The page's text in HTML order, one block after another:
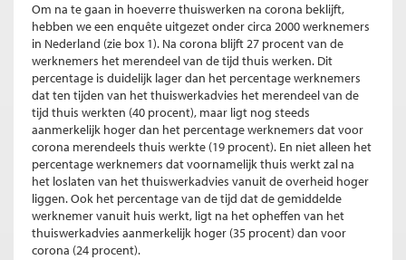
Om na te gaan in hoeverre thuiswerken na corona beklijft,
hebben we een enquête uitgezet onder circa 2000 werknemers
in Nederland (zie box 1). Na corona blijft 27 procent van de
werknemers het merendeel van de tijd thuis werken. Dit
percentage is duidelijk lager dan het percentage werknemers
dat ten tijden van het thuiswerkadvies het merendeel van de
tijd thuis werkten (40 procent), maar ligt nog steeds
aanmerkelijk hoger dan het percentage werknemers dat voor
corona merendeels thuis werkte (19 procent). En niet alleen het
percentage werknemers dat voornamelijk thuis werkt zal na
het loslaten van het thuiswerkadvies vanuit de overheid hoger
liggen. Ook het percentage van de tijd dat de gemiddelde
werknemer vanuit huis werkt, ligt na het opheffen van het
thuiswerkadvies aanmerkelijk hoger (35 procent) dan voor
corona (24 procent).